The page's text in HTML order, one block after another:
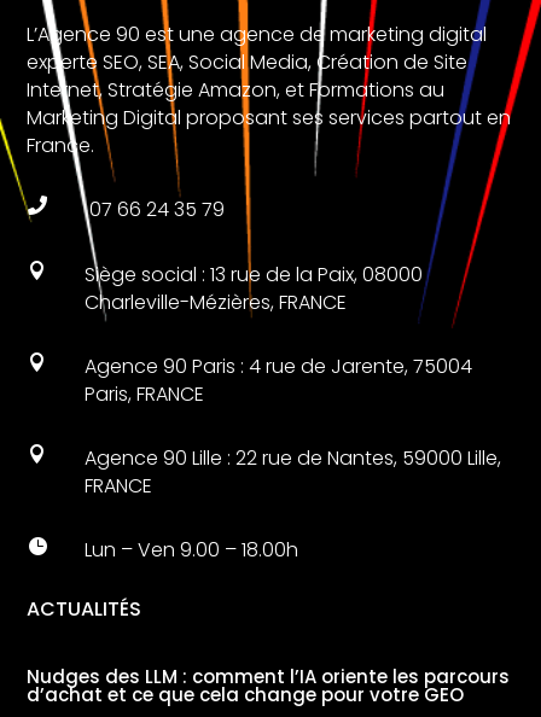
L’Agence 90 est une agence de marketing digital
experte SEO, SEA, Social Media, Création de Site
Internet, Stratégie Amazon, et Formations au
Marketing Digital proposant ses services partout en
France.
 07 66 24 35 79

Siège social : 13 rue de la Paix, 08000
Charleville-Mézières, FRANCE

Agence 90 Paris : 4 rue de Jarente, 75004
Paris, FRANCE

Agence 90 Lille : 22 rue de Nantes, 59000 Lille,
FRANCE
 Lun – Ven 9.00 – 18.00h
ACTUALITÉS
Nudges des LLM : comment l’IA oriente les parcours
d’achat et ce que cela change pour votre GEO